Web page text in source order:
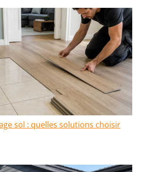
sol : quelles solutions choisir